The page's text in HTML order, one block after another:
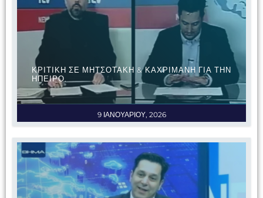
9 ΙΑΝΟΥΑΡΙΟΥ, 2026
ΚΡΙΤΙΚΗ ΣΕ ΜΗΤΣΟΤΑΚΗ & ΚΑΧΡΙΜΑΝΗ ΓΙΑ ΤΗΝ
ΗΠΕΙΡΟ.